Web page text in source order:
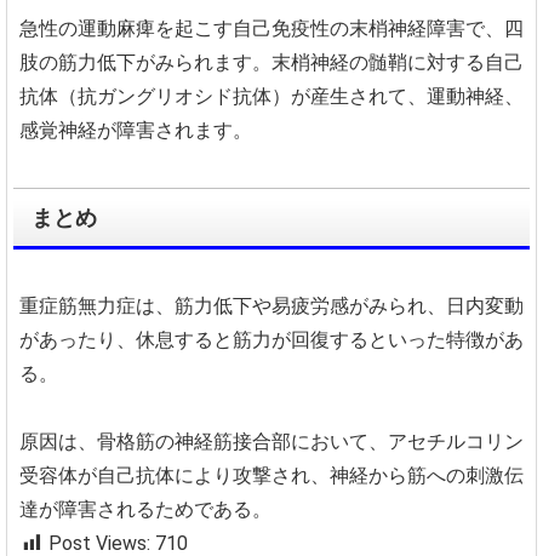
急性の運動麻痺を起こす自己免疫性の末梢神経障害で、四
肢の筋力低下がみられます。末梢神経の髄鞘に対する自己
抗体（抗ガングリオシド抗体）が産生されて、運動神経、
感覚神経が障害されます。
まとめ
重症筋無力症は、筋力低下や易疲労感がみられ、日内変動
があったり、休息すると筋力が回復するといった特徴があ
る。
原因は、骨格筋の神経筋接合部において、アセチルコリン
受容体が自己抗体により攻撃され、神経から筋への刺激伝
達が障害されるためである。
Post Views: 710